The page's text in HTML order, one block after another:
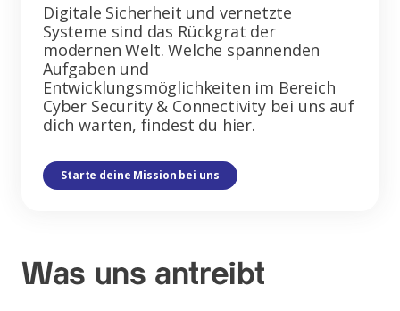
Digitale Sicherheit und vernetzte
Systeme sind das Rückgrat der
modernen Welt. Welche spannenden
Aufgaben und
Entwicklungsmöglichkeiten im Bereich
Cyber Security & Connectivity bei uns auf
dich warten, findest du hier.
Starte deine Mission bei uns
Was uns antreibt